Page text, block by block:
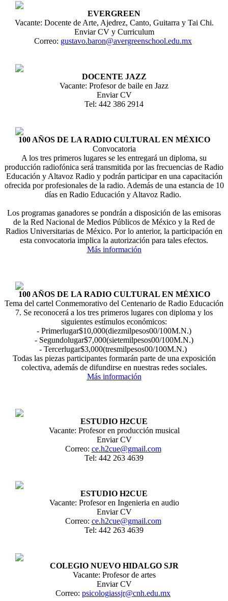
EVERGREEN
Vacante: Docente de Arte, Ajedrez, Canto, Guitarra y Tai Chi.
Enviar CV y Curriculum
Correo: gustavo.baron@avergreenschool.edu.mx
DOCENTE JAZZ
Vacante: Profesor de baile en Jazz
Enviar CV
Tel: 442 386 2914
100 AÑOS DE LA RADIO CULTURAL EN MÉXICO
Convocatoria
A los tres primeros lugares se les entregará un diploma, su
producción radiofónica será transmitida por las frecuencias de Radio
Educación y Altavoz Radio y podrán participar en una capacitación
ofrecida por profesionales de la radio. Además de una estancia de 10
días en Radio Educación y Altavoz Radio.
Los programas ganadores se pondrán a disposición de las emisoras
de la Red Nacional de Medios Públicos de México y la Red de
Radios Universitarias de México. Por lo anterior, la participación en
esta convocatoria implica la autorización para tales efectos.
Más información
100 AÑOS DE LA RADIO CULTURAL EN MÉXICO
Tema del cartel Conmemorativo del Centenario de Radio Educación
7. Se reconocerá a los tres primeros lugares con diploma y los
siguientes estímulos económicos:
- Primerlugar$10,000(diezmilpesos00/100M.N.)
- Segundolugar$7,000(sietemilpesos00/100M.N.)
- Tercerlugar$3,000(tresmilpesos00/100M.N.)
Todas las piezas participantes formarán parte de una exposición
colectiva, además de difundirse en nuestras redes sociales.
Más información
ESTUDIO H2CUE
Vacante: Profesor en producción musical
Enviar CV
Correo: ce.h2cue@gmail.com
Tel: 442 263 4639
ESTUDIO H2CUE
Vacante: Profesor en Ingenieria en audio
Enviar CV
Correo: ce.h2cue@gmail.com
Tel: 442 263 4639
COLEGIO NUEVO HIDALGO SJR
Vacante: Profesor de artes
Enviar CV
Correo: psicologiassjr@cnh.edu.mx